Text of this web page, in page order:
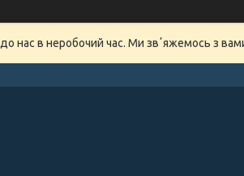
нас в неробочий час. Ми звʼяжемось з